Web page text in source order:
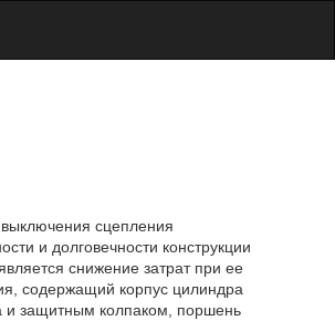
сцепления
и долговечности конструкции
снижение затрат при ее
содержащий корпус цилиндра
и защитным колпаком, поршень